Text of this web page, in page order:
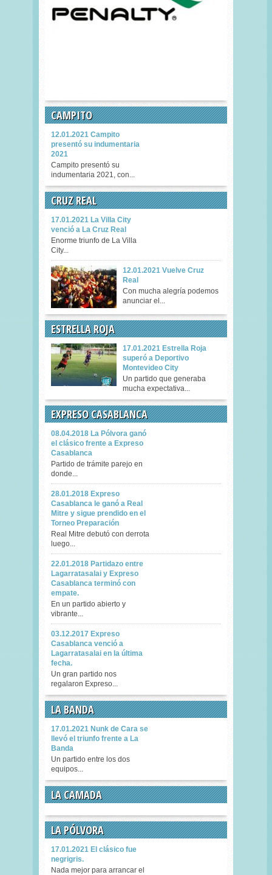
CAMPITO
12.01.2021 Campito
presentó su indumentaria
2021
Campito presentó su
indumentaria 2021, con...
CRUZ REAL
17.01.2021 La Villa City
venció a La Cruz Real
Enorme triunfo de La Villa
City...
12.01.2021 Vuelve Cruz
Real
Con mucha alegría podemos
anunciar el...
ESTRELLA ROJA
17.01.2021 Estrella Roja
superó a Deportivo
Montevideo City
Un partido que generaba
mucha expectativa...
EXPRESO CASABLANCA
08.04.2018 La Pólvora ganó
el clásico frente a Expreso
Casablanca
Partido de trámite parejo en
donde...
28.01.2018 Expreso
Casablanca le ganó a Real
Mitre y sigue prendido en el
Torneo Preparación
Real Mitre debutó con derrota
luego...
22.01.2018 Partidazo entre
Lagarratasalai y Expreso
Casablanca terminó con
empate.
En un partido abierto y
vibrante...
03.12.2017 Expreso
Casablanca venció a
Lagarratasalai en la última
fecha.
Un gran partido nos
regalaron Expreso...
LA BANDA
17.01.2021 Nunk de Cara se
llevó el triunfo frente a La
Banda
Un partido entre los dos
equipos...
LA CAMADA
LA PÓLVORA
17.01.2021 El clásico fue
negrigris.
Nada mejor para arrancar el